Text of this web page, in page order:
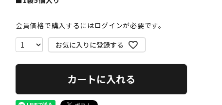
会員価格で購入するにはログインが必要です。
お気に入りに登録する
カートに入れる